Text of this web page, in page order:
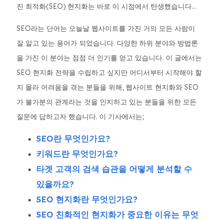
진 최적화(SEO) 현지화는 바로 이 시점에서 탄생했습니다…
SEO라는 단어는 오늘날 웹사이트를 가진 거의 모든 사람이
잘 알고 있는 용어가 되었습니다. 다양한 하위 분야와 방법론
을 가진 이 분야는 점점 더 인기를 얻고 있습니다. 이 글에서는
SEO 현지화 전략을 수립하고 싶지만 어디서부터 시작해야 할
지 몰라 어려움을 겪는 분들을 위해, 웹사이트 현지화와 SEO
가 불가분의 관계라는 것을 인지하고 있는 분들을 위한 모든
질문에 답하고자 했습니다. 이 기사에서는;
SEO란 무엇인가요?
키워드란 무엇인가요?
타겟 고객의 검색 습관을 어떻게 분석할 수
있을까요?
SEO 현지화란 무엇인가요?
SEO 친화적인 현지화가 중요한 이유는 무엇